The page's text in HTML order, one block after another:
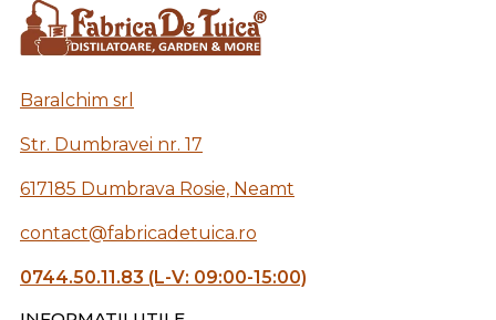
Baralchim srl
Str. Dumbravei nr. 17
617185 Dumbrava Rosie, Neamt
contact@fabricadetuica.ro
0744.50.11.83 (L-V: 09:00-15:00)